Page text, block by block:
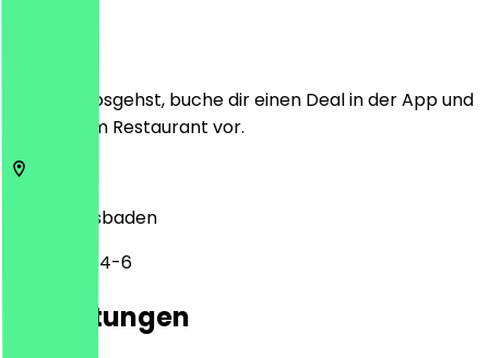
Bevor du losgehst, buche dir einen Deal in der App und
zeige ihn im Restaurant vor.
Wiesbaden
Saalgasse 4-6
Bewertungen